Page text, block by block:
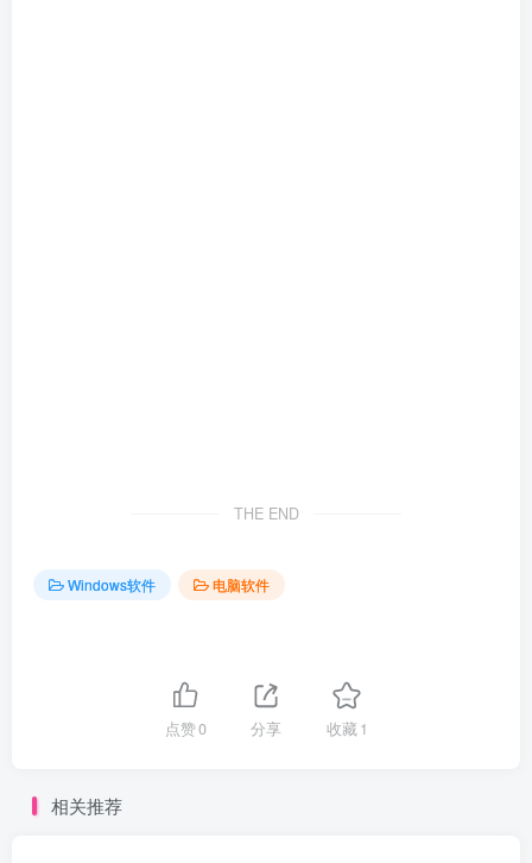
THE END
Windows软件 电脑软件
点赞0 分享 收藏1
相关推荐